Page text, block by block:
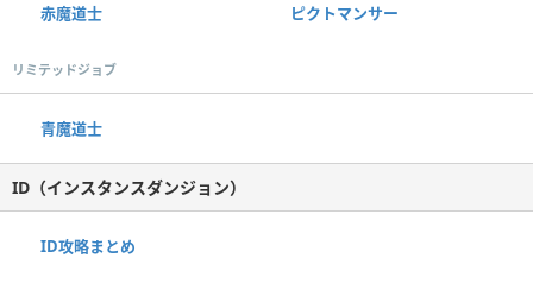
赤魔道士 ピクトマンサー
リミテッドジョブ
青魔道士
ID（インスタンスダンジョン）
ID攻略まとめ